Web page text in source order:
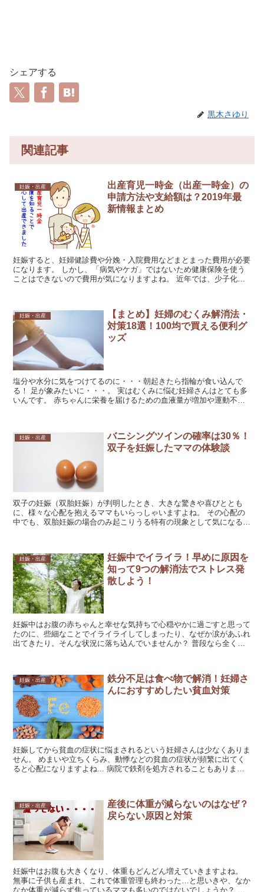
シェアする
黒木さゆり
関連記事
妊娠・出産
出産育児一時金（出産一時金）の
申請方法や支給額は？2019年最
新情報まとめ
妊娠すると、妊婦健診費や分娩・入院費用などまとまった費用が必要
になります。 しかし、「病気やケガ」ではないため健康保険を使う
ことはできないので費用が気になりますよね。 近年では、少子化対
妊娠・出産
【まとめ】妊婦のむくみ解消法・
対策18選！100均で買える便利グ
ッズ
塩分や水分に気をつけてるのに・・・朝起きたら指輪が食い込んで
る！ 足が象みたいに・・・。 実はむくみに悩む妊婦さんはとても多
いんです。 赤ちゃんに栄養を届けるための血液量が増加や運動不足
妊娠・出産
バニシングツインの確率は30％！
双子を妊娠したママの体験談
双子の妊娠（双胎妊娠）が判明したとき、大きな驚きや喜びととも
に、様々な心配を抱えるママもいらっしゃいますよね。 その心配の
中でも、双胎妊娠の場合のみ起こりうる特有の現象として気になるの
妊娠・出産
妊娠中でイライラ！早めに原因を
知って9つの解消法でストレス発
散しよう！
妊娠中はお腹の赤ちゃんと幸せな気持ちで心穏やかに過ごすと思って
たのに、些細なことでイライライしてしまったり、なぜか涙があふれ
出てきたり。そんな状況に落ち込んでいませんか？ 普段なら全く気
妊娠・出産
鉄分不足は食べ物で解消！妊婦さ
んにおすすめしたい貧血対策
妊娠してから貧血の症状に悩まされるという妊婦さんは少なくありま
せん。 めまいや立ちくらみ、動悸などの貧血の症状が頻繁に出てく
ると心配になりますよね... 病院で鉄剤を処方されることもあります
妊娠・出産
産後に体重が減らないのはなぜ？
戻らない原因と対策
妊娠中はお腹も大きくなり、体重もどんどん増えていきますよね。
無事に子供も産まれ、これで体重管理も終わった…と思いきや、なか
なか体重が減らず焦っているママも多いのではないでしょうか？ 実